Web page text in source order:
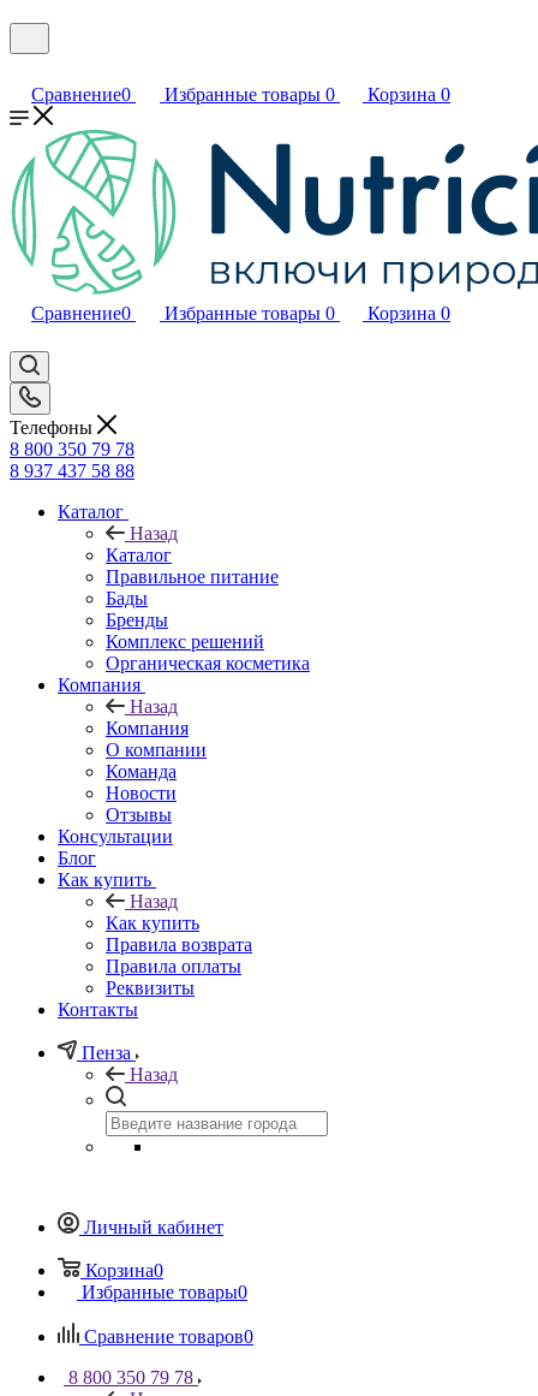
Сравнение0 Избранные товары 0 Корзина 0
Сравнение0 Избранные товары 0 Корзина 0
Телефоны
8 800 350 79 78
8 937 437 58 88
Каталог
Назад
Каталог
Правильное питание
Бады
Бренды
Комплекс решений
Органическая косметика
Компания
Назад
Компания
О компании
Команда
Новости
Отзывы
Консультации
Блог
Как купить
Назад
Как купить
Правила возврата
Правила оплаты
Реквизиты
Контакты
Пенза
Назад
Личный кабинет
Корзина0
Избранные товары0
Сравнение товаров0
8 800 350 79 78